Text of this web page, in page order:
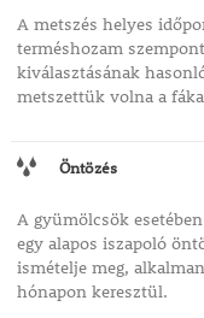
A metszés helyes
terméshozam
kiválasztásának
metszettük volna a
Öntözés
A gyümölcsök
egy alapos iszapoló
ismételje meg,
hónapon keresztül.